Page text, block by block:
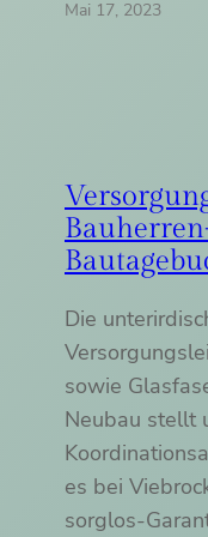
Mai 17, 2023
Die
sowie
Neubau stellt
es bei
sorglos-